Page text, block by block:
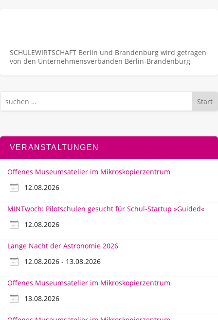
SCHULEWIRTSCHAFT Berlin und Brandenburg wird getragen
von den Unternehmens­verbänden Berlin-Brandenburg
Start
VERANSTALTUNGEN
Offenes Museumsatelier im Mikroskopierzentrum
12.08.2026
MINTwoch: Pilotschulen gesucht für Schul-Startup »Guided«
12.08.2026
Lange Nacht der Astronomie 2026
12.08.2026 - 13.08.2026
Offenes Museumsatelier im Mikroskopierzentrum
13.08.2026